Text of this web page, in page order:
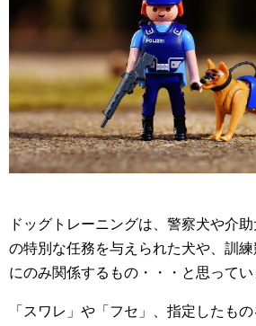
ドッグトレーニングは、警察犬や介
の特別な任務を与えられた犬や、訓
にのみ関係するもの・・・と思ってい
「スワレ」や「フセ」、指定したも